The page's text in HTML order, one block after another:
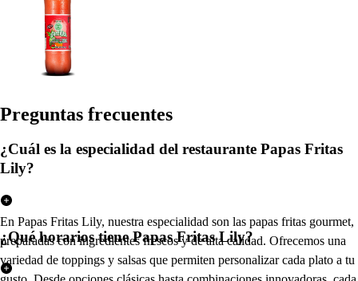
Preguntas frecuentes
¿Cuál es la especialidad del restaurante Papas Fritas
Lily?
En Papas Fritas Lily, nuestra especialidad son las papas fritas gourmet,
preparadas con ingredientes frescos y de alta calidad. Ofrecemos una
variedad de toppings y salsas que permiten personalizar cada plato a tu
¿Qué horarios tiene Papas Fritas Lily?